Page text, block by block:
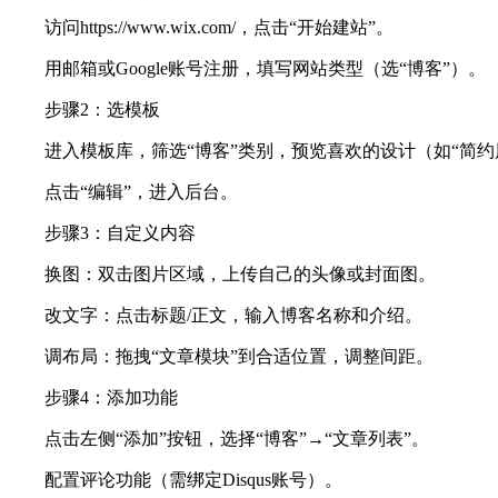
访问https://www.wix.com/，点击“开始建站”。
用邮箱或Google账号注册，填写网站类型（选“博客”）。
步骤2：选模板
进入模板库，筛选“博客”类别，预览喜欢的设计（如“简约
点击“编辑”，进入后台。
步骤3：自定义内容
换图：双击图片区域，上传自己的头像或封面图。
改文字：点击标题/正文，输入博客名称和介绍。
调布局：拖拽“文章模块”到合适位置，调整间距。
步骤4：添加功能
点击左侧“添加”按钮，选择“博客”→“文章列表”。
配置评论功能（需绑定Disqus账号）。